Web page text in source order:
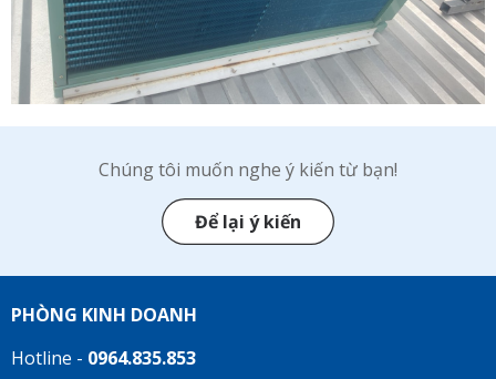
Chúng tôi muốn nghe ý kiến từ bạn!
Để lại ý kiến
PHÒNG KINH DOANH
Hotline - 0964.835.853